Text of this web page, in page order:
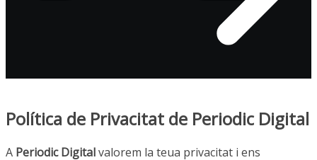
Política de Privacitat de Periodic Digital
A Periodic Digitalvalorem la teua privacitat i ens